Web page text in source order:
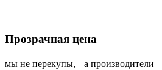
Прозрачная цена
мы не перекупы, а производители